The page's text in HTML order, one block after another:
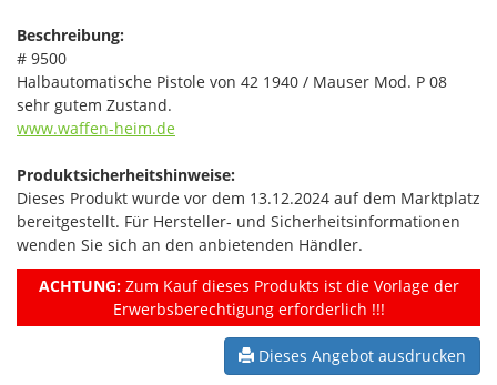
Beschreibung:
# 9500
Halbautomatische Pistole von 42 1940 / Mauser Mod. P 08
sehr gutem Zustand.
www.waffen-heim.de
Produktsicherheitshinweise:
Dieses Produkt wurde vor dem 13.12.2024 auf dem Marktplatz
bereitgestellt. Für Hersteller- und Sicherheitsinformationen
wenden Sie sich an den anbietenden Händler.
ACHTUNG:Zum Kauf dieses Produkts ist die Vorlage der
Erwerbsberechtigung erforderlich !!!
Dieses Angebot ausdrucken